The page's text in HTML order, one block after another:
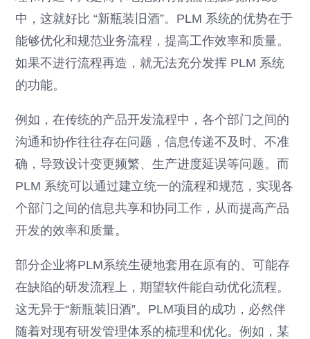
中，这就好比 “新瓶装旧酒”。PLM 系统的优势在于
能够优化和规范业务流程，提高工作效率和质量。
如果不进行流程再造，就无法充分发挥 PLM 系统
的功能。
例如，在传统的产品开发流程中，各个部门之间的
沟通和协作往往存在问题，信息传递不及时、不准
确，导致设计变更频繁、生产进度延误等问题。而
PLM 系统可以通过建立统一的流程和规范，实现各
个部门之间的信息共享和协同工作，从而提高产品
开发的效率和质量。
部分企业将PLM系统生硬地套用在原有的、可能存
在缺陷的研发流程上，期望软件能自动优化流程。
这无异于“新瓶装旧酒”。PLM项目的成功，必然伴
随着对现有研发管理体系的梳理和优化。例如，某